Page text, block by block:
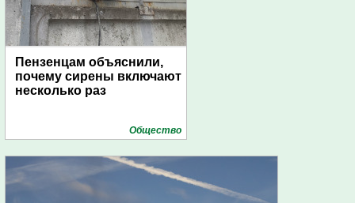
Пензенцам объяснили,
почему сирены включают
несколько раз
Общество